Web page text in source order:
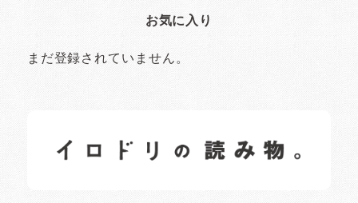
お気に入り
まだ登録されていません。
日常の様子など随時更新中です。